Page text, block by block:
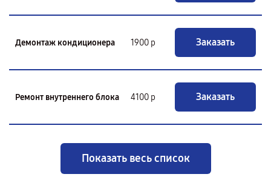
Демонтаж кондиционера 1900 р Заказать
Ремонт внутреннего блока 4100 р Заказать
Показать весь список